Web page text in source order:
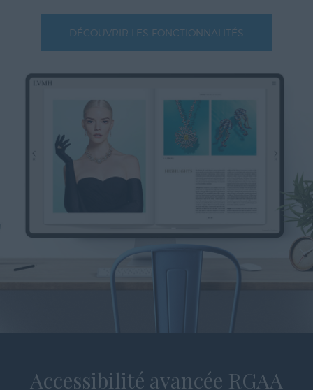
DÉCOUVRIR LES FONCTIONNALITÉS
Accessibilité avancée RGAA